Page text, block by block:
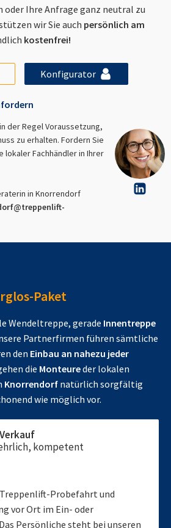
oder Ihre Anfrage ganz neutral zu
wir Sie auch persönlich am
kostenfrei!
Konfigurator
der Regel Voraussetzung,
zu erhalten. Fordern Sie
lokaler Fachhändler in Ihrer
in Knorrendorf
@treppenlift-
Paket
Wendeltreppe, gerade Innentreppe
Partnerfirmen führen sämtliche
den Einbau an nahezu jeder
die Monteureder lokalen
Knorrendorf natürlich sorgfältig
wie möglich vor.
kompetent
Probefahrt und
vor Ort im Ein- oder
Persönliche steht bei unseren